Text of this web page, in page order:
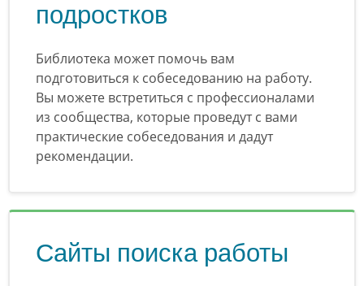
подростков
Библиотека может помочь вам
подготовиться к собеседованию на работу.
Вы можете встретиться с профессионалами
из сообщества, которые проведут с вами
практические собеседования и дадут
рекомендации.
Сайты поиска работы